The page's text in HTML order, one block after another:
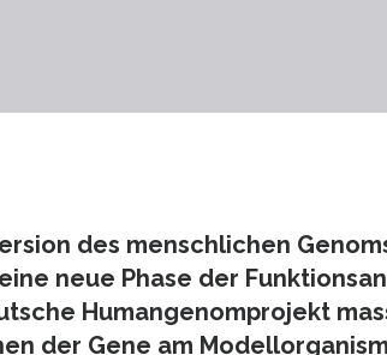
des menschlichen
neue Phase der
Humangenomprojekt
der Gene am